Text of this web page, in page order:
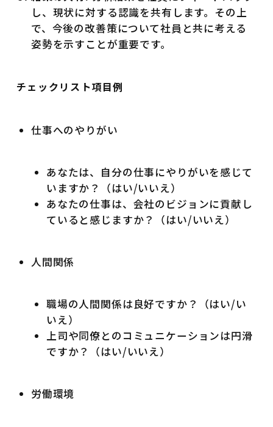
し、現状に対する認識を共有します。その上
で、今後の改善策について社員と共に考える
姿勢を示すことが重要です。
チェックリスト項目例
仕事へのやりがい
あなたは、自分の仕事にやりがいを感じて
いますか？（はい/いいえ）
あなたの仕事は、会社のビジョンに貢献し
ていると感じますか？（はい/いいえ）
人間関係
職場の人間関係は良好ですか？（はい/い
いえ）
上司や同僚とのコミュニケーションは円滑
ですか？（はい/いいえ）
労働環境